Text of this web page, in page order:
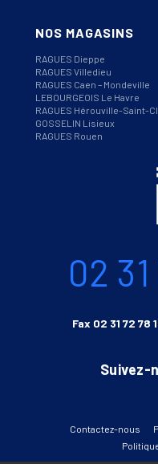
NOS MAGASINS
RAGUES Dieppe
RAGUES Villedieu
RAGUES Caen – Mondeville
LEBOURGEOIS Le Havre
RAGUES Hérouville-Saint-
GOSSELIN Lisieux
RAGUES Rouen
02
Fax 02 31 72 78
Suivez-
Contactez-nous